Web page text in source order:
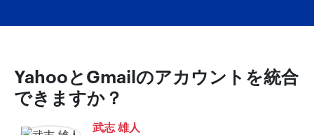
YahooとGmailのアカウントを統合
できますか？
武志 雄人